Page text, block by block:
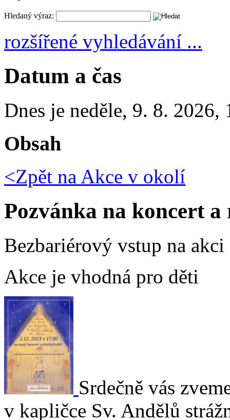
Hledaný výraz:
rozšířené vyhledávání ...
Datum a čas
Dnes je neděle, 9. 8. 2026,
Obsah
<Zpět na Akce v okolí
Pozvánka na koncert
Bezbariérový vstup na akci
Akce je vhodná pro děti
Srdečně vás
v kapličce Sv. Andělů